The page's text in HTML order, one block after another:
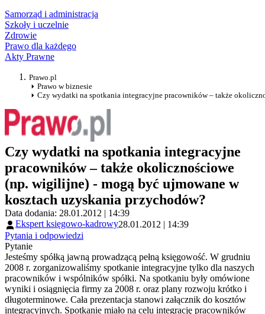
Samorząd i administracja
Szkoły i uczelnie
Zdrowie
Prawo dla każdego
Akty Prawne
Prawo.pl
Prawo w biznesie
Czy wydatki na spotkania integracyjne pracowników – także
Czy wydatki na spotkania integracyjne
pracowników – także okolicznościowe
(np. wigilijne) - mogą być ujmowane w
kosztach uzyskania przychodów?
Data dodania: 28.01.2012 | 14:39
Ekspert księgowo-kadrowy28.01.2012 | 14:39
Pytania i odpowiedzi
Pytanie
Jesteśmy spółką jawną prowadzącą pełną księgowość. W grudniu
2008 r. zorganizowaliśmy spotkanie integracyjne tylko dla naszych
pracowników i wspólników spółki. Na spotkaniu były omówione
wyniki i osiągnięcia firmy za 2008 r. oraz plany rozwoju krótko i
długoterminowe. Cała prezentacja stanowi załącznik do kosztów
integracyjnych. Spotkanie miało na celu integrację pracowników